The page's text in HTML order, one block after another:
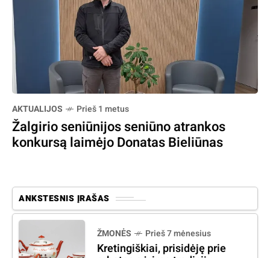
AKTUALIJOS Prieš 1 metus
Žalgirio seniūnijos seniūno atrankos
konkursą laimėjo Donatas Bieliūnas
ANKSTESNIS ĮRAŠAS
ŽMONĖS Prieš 7 mėnesius
Kretingiškiai, prisidėję prie